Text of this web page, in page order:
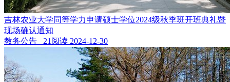
吉林农业大学同等学力申请硕士学位2024级秋季班开班典礼暨
现场确认通知
教务公告 21阅读 2024-12-30